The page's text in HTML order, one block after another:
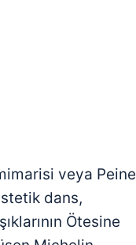
veya Peine
dans,
Ötesine